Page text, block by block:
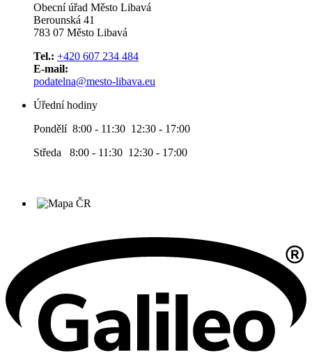
Obecní úřad Město Libavá
Berounská 41
783 07 Město Libavá
Tel.: +420 607 234 484
E-mail:
podatelna@mesto-libava.eu
Úřední hodiny
Pondělí 8:00 - 11:30 12:30 - 17:00
Středa 8:00 - 11:30 12:30 - 17:00